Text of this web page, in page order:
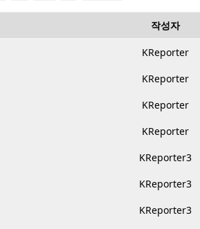
작성자
KReporter
KReporter
KReporter
KReporter
KReporter3
KReporter3
KReporter3